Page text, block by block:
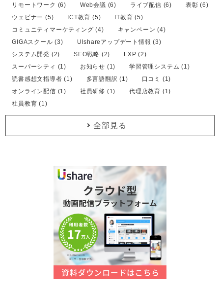
リモートワーク (6)
Web会議 (6) ライブ配信 (6)
表彰 (6)
ウェビナー (5)
ICT教育 (5)
IT教育 (5)
コミュニティマーケティング (4)
キャンペーン (4)
GIGAスクール (3)
UIshareアップデート情報 (3)
システム開発 (2)
SEO戦略 (2)
LXP (2)
スーパーシティ (1)
お知らせ (1)
学習管理システム (1)
読書感想文指導者 (1)
多言語翻訳 (1)
口コミ (1)
オンライン配信 (1)
社員研修 (1)
代理店教育 (1)
社員教育 (1)
全部見る